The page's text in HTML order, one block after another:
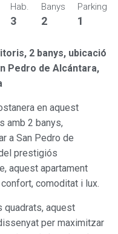
Hab.
3
Banys
2
Parking
1
2 banys, ubicació
Pedro de Alcántara,
en aquest
amb 2 banys,
a San Pedro de
prestigiós
aquest apartament
comoditat i lux.
quadrats, aquest
per maximitzar